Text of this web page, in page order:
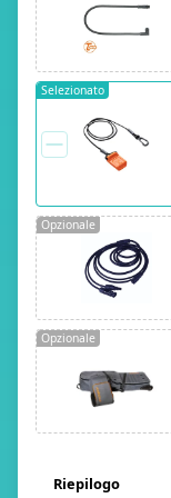
Selezionato
Opzionale
Opzionale
Riepilogo